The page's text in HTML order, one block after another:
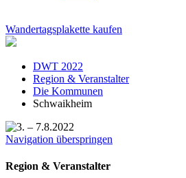
Wandertagsplakette kaufen
DWT 2022
Region & Veranstalter
Die Kommunen
Schwaikheim
Navigation überspringen
Region & Veranstalter